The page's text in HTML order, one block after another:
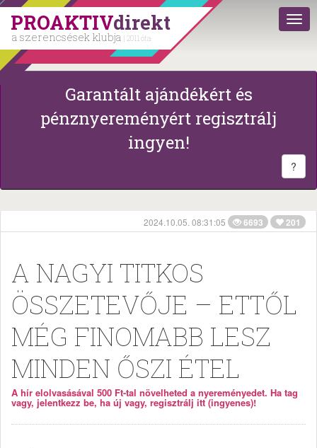
PROAKTIVdirekt
a szerencsések klubja | 2011 óta
Garantált ajándékért és
pénznyereményért regisztrálj
ingyen!
?
2024.10.05. 08:31:05 6693 201
A NAGYI TITKOS
ÖSSZETEVŐJE – ETTŐL
MÉG FINOMABB LESZ
MINDEN ŐSZI ÉTEL
A hír elolvasásával 500 Ft-tal növelheted a nyereményedet. Ha tag
vagy, jelentkezz be, ha új vagy, regisztrálj itt (ingyenes)!